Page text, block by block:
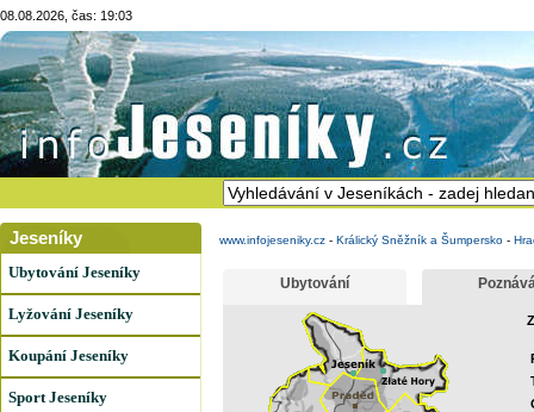
08.08.2026, čas: 19:03
Jeseníky
Ubytování Jeseníky
Lyžování Jeseníky
Koupání Jeseníky
Sport Jeseníky
www.infojeseniky.cz - Králický Sněžník a Šumpersko -
Ubytování